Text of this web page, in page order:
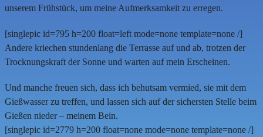
unserem Frühstück, um meine Aufmerksamkeit zu erregen.
[singlepic id=795 h=200 float=left mode=none template=none /]
Andere kriechen stundenlang die Terrasse auf und ab, trotzen der
Trocknungskraft der Sonne und warten auf mein Erscheinen.
Und manche freuen sich, dass ich behutsam vermied, sie mit dem
Gießwasser zu treffen, und lassen sich auf der sichersten Stelle beim
Gießen nieder – meinem Bein.
[singlepic id=2779 h=200 float=none mode=none template=none /]